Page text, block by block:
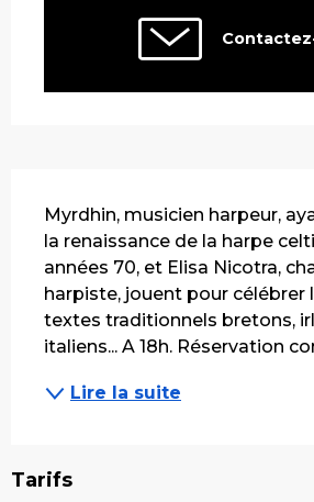
Myrdhin, musicien harpeur,
la renaissance de la harpe
années 70, et Elisa Nicotra,
harpiste, jouent pour célébrer
textes traditionnels bretons,
italiens... A 18h. Réservation
Lire la suite
Tarifs